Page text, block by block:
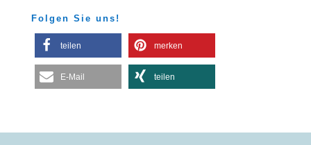
Folgen Sie uns!
teilen merken
E-Mail teilen